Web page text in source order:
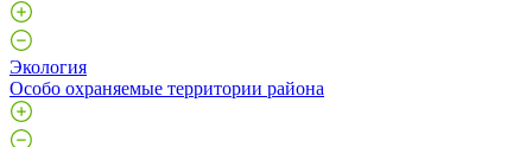
Экология
Особо охраняемые территории района